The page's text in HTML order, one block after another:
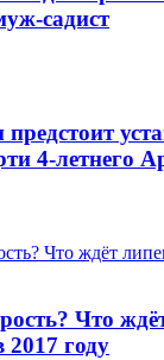
садист
4-летнего
Что
2017 году